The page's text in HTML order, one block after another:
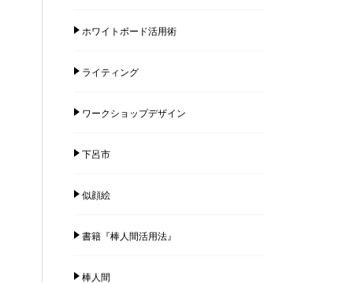
ホワイトボード活用術
ライティング
ワークショップデザイン
下呂市
似顔絵
書籍『棒人間活用法』
棒人間